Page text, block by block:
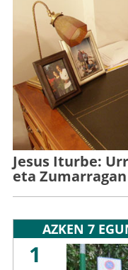
Jesus Iturbe:
eta
AZKEN 7
1